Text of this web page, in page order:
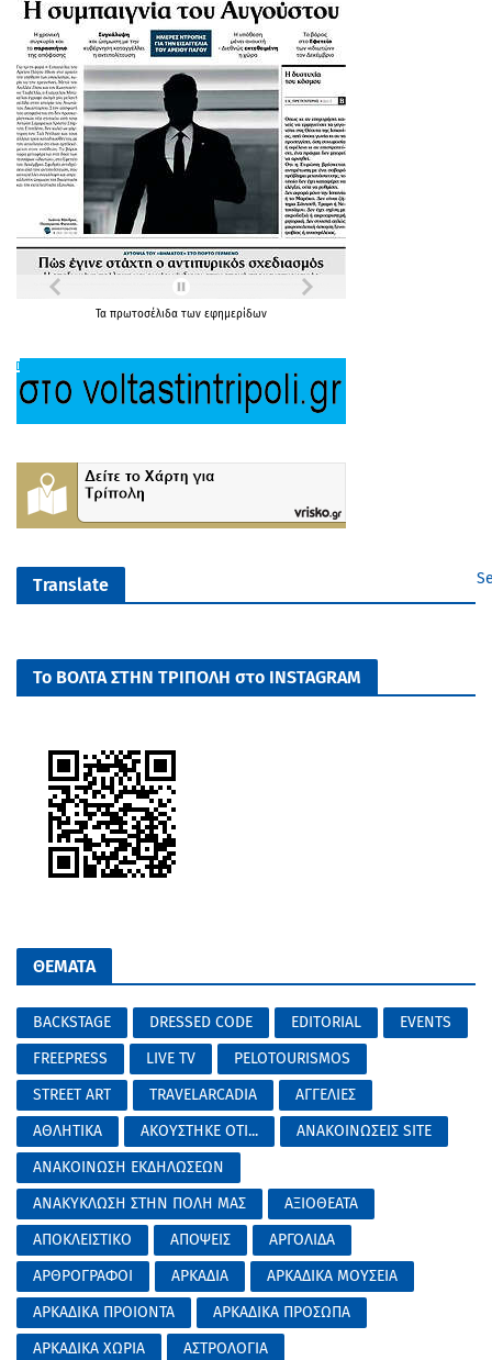
Τα πρωτοσέλιδα των εφημερίδων
Translate
Το ΒΟΛΤΑ ΣΤΗΝ ΤΡΙΠΟΛΗ στο INSTAGRAM
ΘΕΜΑΤΑ
BACKSTAGE DRESSED CODE EDITORIAL
EVENTS
FREEPRESS
LIVE TV
PELOTOURISMOS
STREET ART
TRAVELARCADIA
ΑΓΓΕΛΙΕΣ
ΑΘΛΗΤΙΚΑ
ΑΚΟΥΣΤΗΚΕ ΟΤΙ...
ΑΝΑΚΟΙΝΩΣΕΙΣ SITE
ΑΝΑΚΟΙΝΩΣΗ ΕΚΔΗΛΩΣΕΩΝ
ΑΝΑΚΥΚΛΩΣΗ ΣΤΗΝ ΠΟΛΗ ΜΑΣ
ΑΞΙΟΘΕΑΤΑ
ΑΠΟΚΛΕΙΣΤΙΚΟ
ΑΠΟΨΕΙΣ
ΑΡΓΟΛΙΔΑ
ΑΡΘΡΟΓΡΑΦΟΙ
ΑΡΚΑΔΙΑ
ΑΡΚΑΔΙΚΑ ΜΟΥΣΕΙΑ
ΑΡΚΑΔΙΚΑ ΠΡΟΙΟΝΤΑ
ΑΡΚΑΔΙΚΑ ΠΡΟΣΩΠΑ
ΑΡΚΑΔΙΚΑ ΧΩΡΙΑ
ΑΣΤΡΟΛΟΓΙΑ